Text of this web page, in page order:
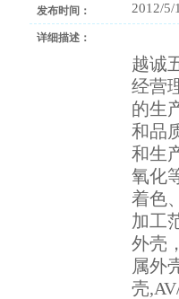
发布时间： 2012/5/
详细描述：
越诚
经营
的生
和品
和生
氧化
着色
加工
外壳
属外
壳